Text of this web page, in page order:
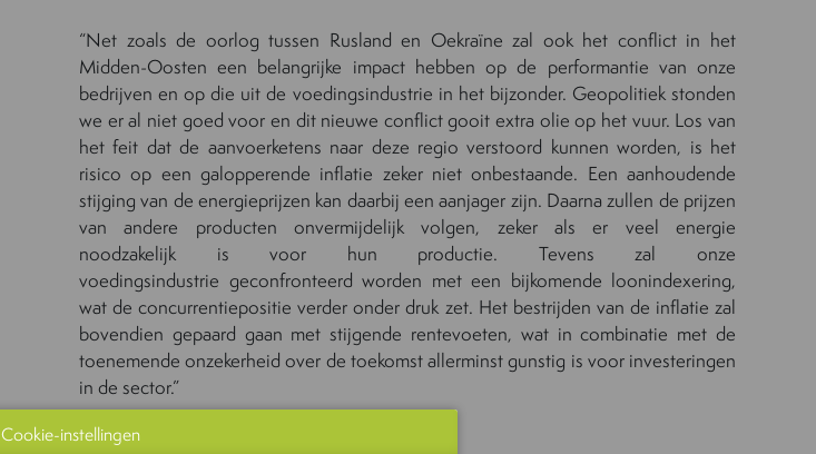
“Net zoals de oorlog tussen Rusland en Oekraïne zal ook het conflict in het
Midden-Oosten een belangrijke impact hebben op de performantie van onze
bedrijven en op die uit de voedingsindustrie in het bijzonder. Geopolitiek stonden
we er al niet goed voor en dit nieuwe conflict gooit extra olie op het vuur. Los van
het feit datde aanvoerketens naar deze regio verstoord kunnen worden, is het
risico op een galopperende inflatie zeker niet onbestaande. Een aanhoudende
stijging van de energieprijzen kan daarbij een aanjager zijn. Daarna zullen de prijzen
van andere producten
onvermijdelijk volgen, zeker alser veel energie
noodzakelijk isvoor hun productie. Tevens zal onze
voedingsindustrie geconfronteerd worden met een bijkomende loonindexering,
wat de concurrentiepositie verder onder druk zet. Het bestrijden van de inflatie zal
bovendien gepaard gaan met stijgende rentevoeten, wat in combinatie met de
toenemende onzekerheid over de toekomst allerminst gunstig is voor investeringen
in de sector.”
www.ugent.be
Cookie-instellingen